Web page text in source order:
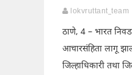
lokvruttant_team
ठाणे, 4 – भारत
आचारसंहिता लागू
जिल्हाधिकारी तथा